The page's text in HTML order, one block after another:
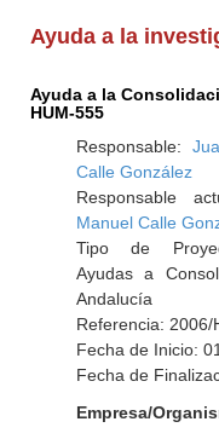
Ayuda a la
Ayuda a la
HUM-555
Responsable:
Calle González
Responsable
Manuel Calle
Tipo de
Ayudas a
Andalucía
Referencia: 2006/
Fecha de Inicio:
Fecha de
Empresa/